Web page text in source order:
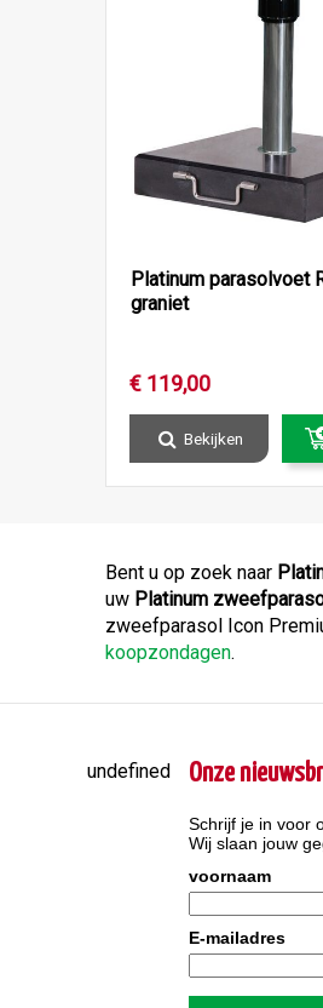
Platinum parasolvoet
graniet
€ 119,00
Bekijken
Bent u op zoek naar
uw Platinum
zweefparasol Icon
koopzondagen.
undefined Onze
Schrijf je in voor
Wij slaan jouw
voornaam
E-mailadres